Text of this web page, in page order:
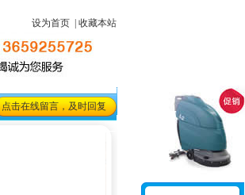
设为首页| 收藏本站
点击在线留言，及时回复